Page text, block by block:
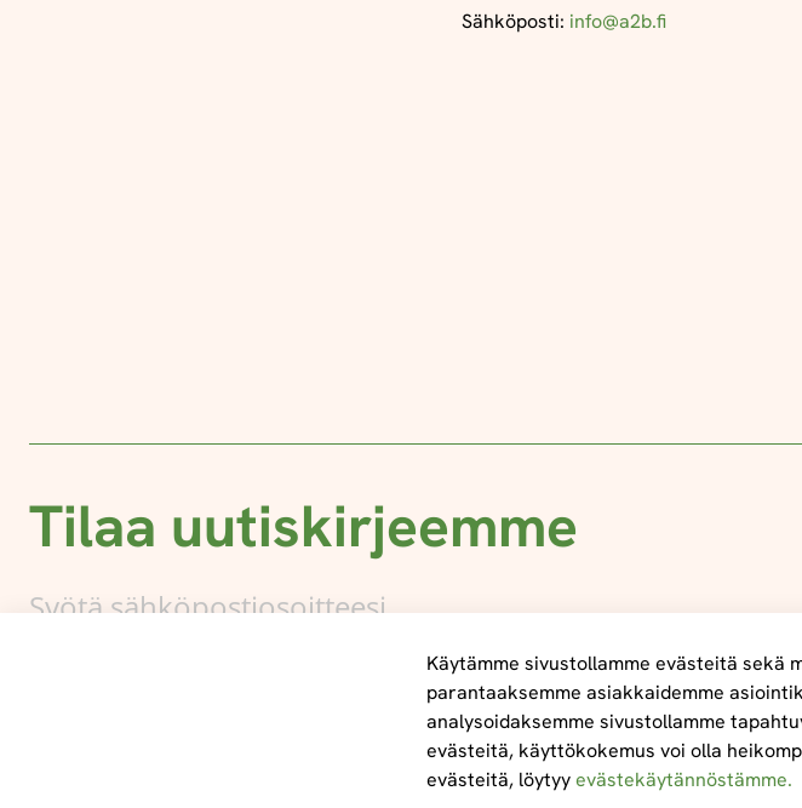
Sähköposti: info@a2b.fi
Tilaa uutiskirjeemme
Käytämme sivustollamme evästeitä sekä
parantaaksemme asiakkaidemme
analysoidaksemme sivustollamme
evästeitä, käyttökokemus voi olla
evästeitä, löytyyevästekäytännöstämme.